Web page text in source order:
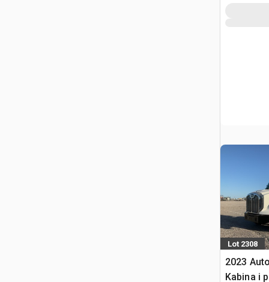
Lot 2308
2023
Kabina i